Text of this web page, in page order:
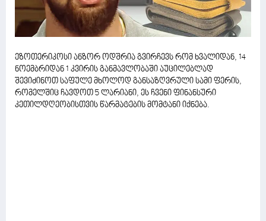
ეზოთერიკოსი ანზორ ოდშრია გვირჩევს რომ ხვალიდან, 14
ნოემბრიდან 1 კვირის განმავლობაში აუცილებლად
შევიძინოთ საფულე მხოლოდ განსაზღვრული სამი ფერის,
რომელშიც ჩავდოთ 5 ლარიანი, ეს ჩვენი ფინანსური
კეთილდღეობისთვის წარმატების მომტანი იქნება.